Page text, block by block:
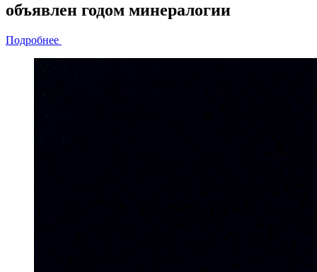
объявлен годом минералогии
Подробнее